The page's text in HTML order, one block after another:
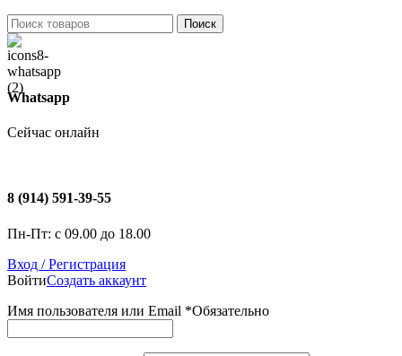
Поиск
Whatsapp
Сейчас онлайн
8 (914) 591-39-55
Пн-Пт: с 09.00 до 18.00
Вход / Регистрация
ВойтиСоздать аккаунт
Имя пользователя или Email *Обязательно